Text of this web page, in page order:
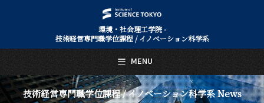
環境・社会理工学院 -
技術経営専門職学位課程 / イノベーション科学系
技術経営専門職学位課程 / イノベーション科学系 News
MENU
日本語 English
Top Page
技術経営専門職学位課程 / イノベーション科学系について